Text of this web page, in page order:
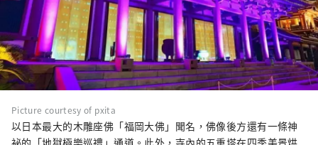
Picture courtesy of pxita
以日本最大的木雕座佛「福岡大佛」聞名，佛像後方還有一條神
祕的「地獄極樂巡禮」通道。此外，寺內的五重塔在四季美景烘